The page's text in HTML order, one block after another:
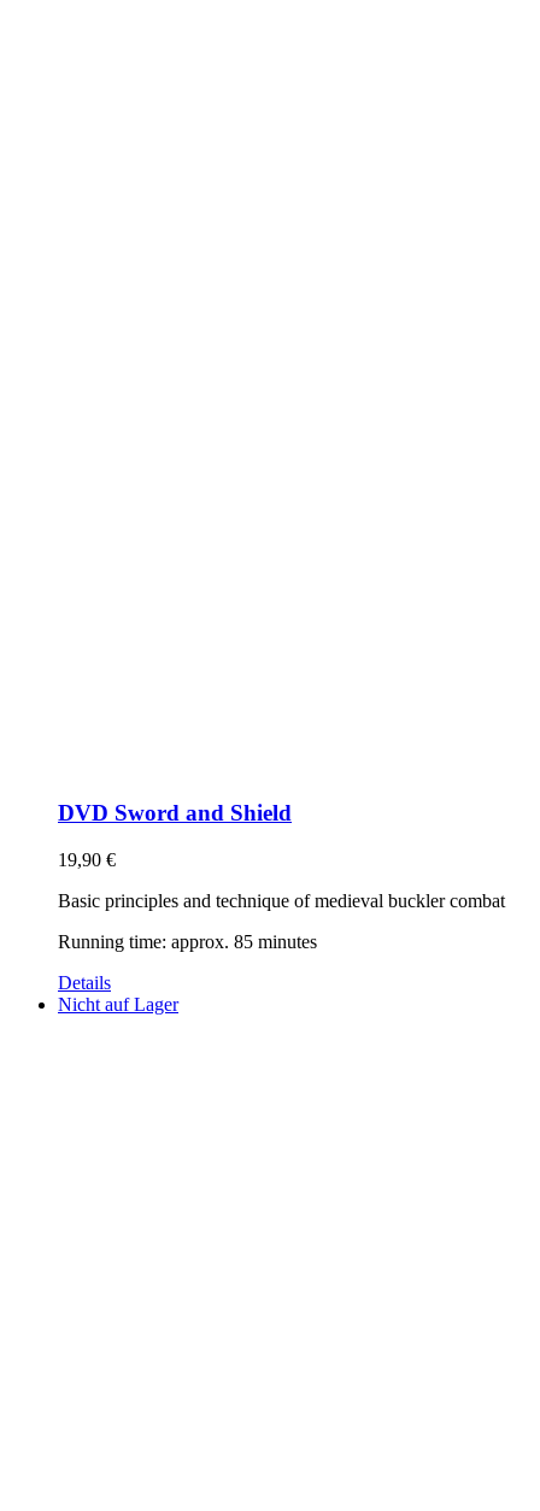
DVD Sword and Shield
19,90 €
Basic principles and technique of medieval buckler combat
Running time: approx. 85 minutes
Details
Nicht auf Lager